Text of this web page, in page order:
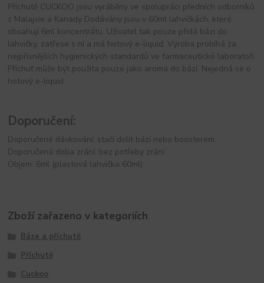
Příchutě CUCKOO jsou vyráběny ve spolupráci předních odborníků
z Malajsie a Kanady Dodávány jsou v 60ml lahvičkách, které
obsahují 6ml koncentrátu. Uživatel tak pouze přidá bázi do
lahvičky, zatřese s ní a má hotový e-liquid. Výroba probíhá za
nejpřísnějších hygienických standardů ve farmaceutické laboratoři.
Příchuť může být použita pouze jako aroma do bází. Nejedná se o
hotový e-liquid.
Doporučení:
Doporučené dávkování: stačí dolít bází nebo boosterem
Doporučená doba zrání: bez potřeby zrání
Objem: 6ml (plastová lahvička 60ml)
Zboží zařazeno v kategoriích
Báze a příchutě
Příchutě
Cuckoo